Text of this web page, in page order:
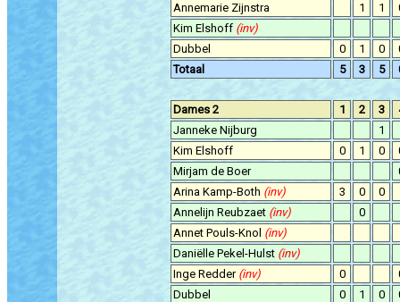
Annemarie Zijnstra
1 1
Kim Elshoff (inv)
Dubbel
0 1 0
Totaal
5 3 5
Dames 2 1 2 3
Janneke Nijburg
1
Kim Elshoff
0 1 0
Mirjam de Boer
Arina Kamp-Both (inv) 3 0
0
Annelijn Reubzaet (inv)
0
Annet Pouls-Knol (inv)
Daniëlle Pekel-Hulst (inv)
Inge Redder (inv) 0
Dubbel
0 1 0